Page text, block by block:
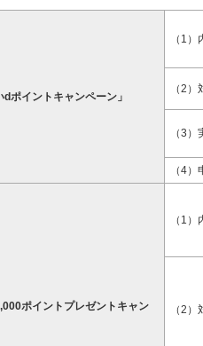
dポイントキャンペーン」
（1）
（2
（3
（4
ポイントプレゼントキャン
（1）
（2